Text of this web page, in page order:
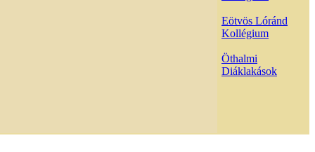
Eötvös Lóránd
Kollégium
Öthalmi
Diáklakások